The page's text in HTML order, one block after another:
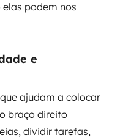
podem nos
e
ajudam a colocar
braço direito
dividir tarefas,